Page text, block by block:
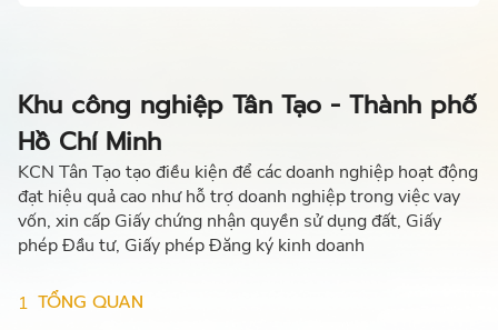
Khu công nghiệp Tân Tạo - Thành phố
Hồ Chí Minh
KCN Tân Tạo tạo điều kiện để các doanh nghiệp hoạt động
đạt hiệu quả cao như hỗ trợ doanh nghiệp trong việc vay
vốn, xin cấp Giấy chứng nhận quyền sử dụng đất, Giấy
phép Đầu tư, Giấy phép Đăng ký kinh doanh
1 TỔNG QUAN